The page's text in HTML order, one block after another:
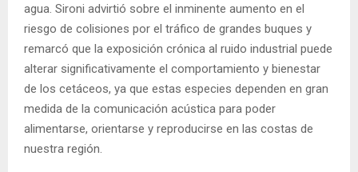
agua. Sironi advirtió sobre el inminente aumento en el
riesgo de colisiones por el tráfico de grandes buques y
remarcó que la exposición crónica al ruido industrial puede
alterar significativamente el comportamiento y bienestar
de los cetáceos, ya que estas especies dependen en gran
medida de la comunicación acústica para poder
alimentarse, orientarse y reproducirse en las costas de
nuestra región.